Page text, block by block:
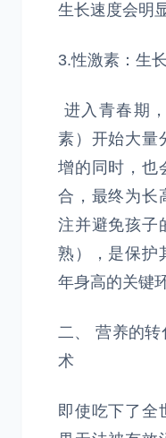
生长速度会明
3.性激素：生
进入青春期
素）开始大量
增的同时，也
合，最终为长
注并避免孩子
熟），是保护
年身高的关键
二、 营养的
术
即使吃下了全